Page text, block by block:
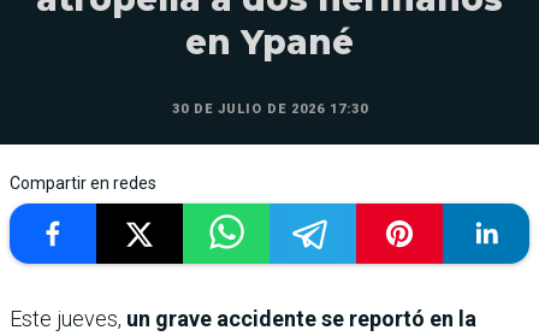
en Ypané
30 DE JULIO DE 2026 17:30
Compartir en redes
Este jueves, un grave accidente se reportó en la